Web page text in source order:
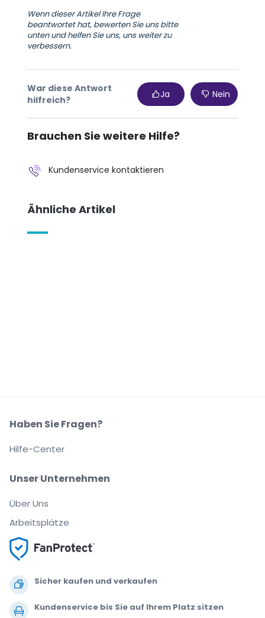
Wenn dieser Artikel Ihre Frage
beantwortet hat, bewerten Sie uns bitte
unten und helfen Sie uns, uns weiter zu
verbessern.
War diese Antwort
hilfreich?
Ja Nein
Brauchen Sie weitere Hilfe?
Kundenservice kontaktieren
Ähnliche Artikel
Sicher kaufen und verkaufen
Kundenservice bis Sie auf Ihrem Platz sitzen
Unser Unternehmen
Über Uns
Arbeitsplätze
Haben Sie Fragen?
Hilfe-Center